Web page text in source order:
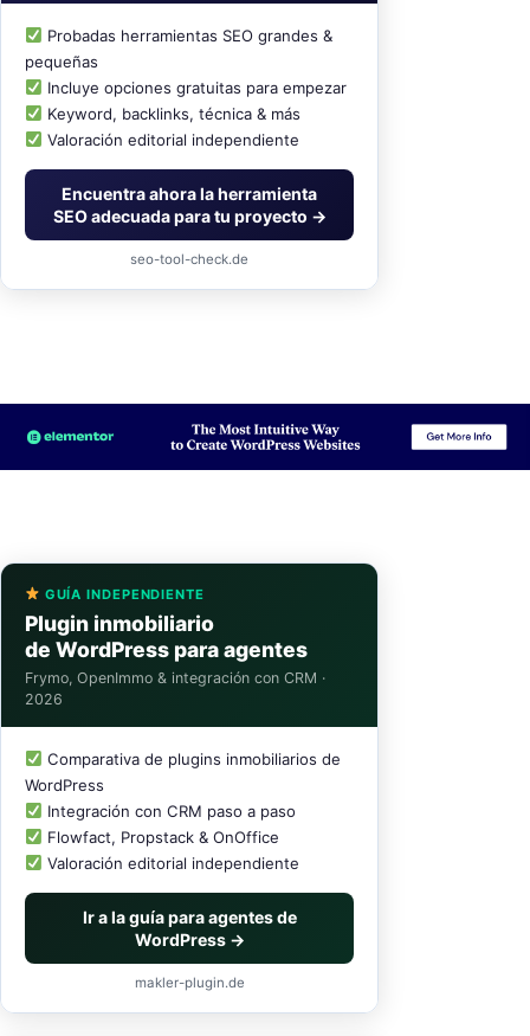
Probadas herramientas SEO grandes &
pequeñas
Incluye opciones gratuitas para empezar
Keyword, backlinks, técnica & más
Valoración editorial independiente
Encuentra ahora la herramienta
SEO adecuada para tu proyecto →
seo-tool-check.de
GUÍA INDEPENDIENTE
Plugin inmobiliario
de WordPress para agentes
Frymo, OpenImmo & integración con CRM ·
2026
Comparativa de plugins inmobiliarios de
WordPress
Integración con CRM paso a paso
Flowfact, Propstack & OnOffice
Valoración editorial independiente
Ir a la guía para agentes de
WordPress →
makler-plugin.de